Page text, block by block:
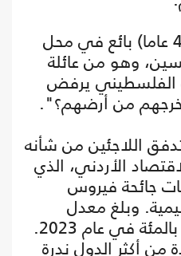
وقال حسن سليمان (41 عاما) بائع في محل
وهو من عائلة
الفلسطيني يرفض
من أرضهم؟".
اللاجئين من شأنه
الأردني، الذي
جائحة فيروس
وبلغ معدل
البطالة بين الشباب 46 بالمئة في عام 2023.
من أكثر الدول ندرة